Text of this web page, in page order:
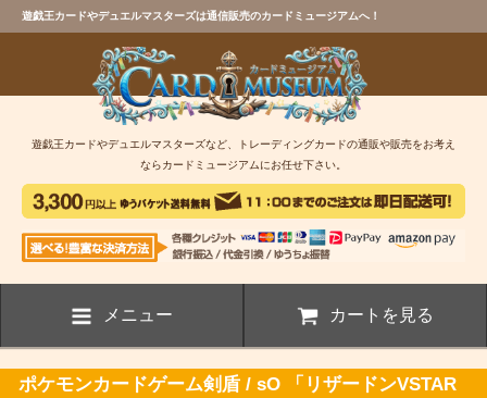
遊戯王カードやデュエルマスターズは通信販売のカードミュージアムへ！
遊戯王カードやデュエルマスターズなど、トレーディングカードの通販や販売をお考え
ならカードミュージアムにお任せ下さい。
メニュー カートを見る
ポケモンカードゲーム剣盾 / sO 「リザードンVSTAR